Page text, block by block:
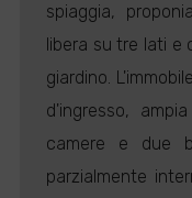
spiaggia,
libera su tre lati e
giardino.
d'ingresso,
camere e due
parzialmente